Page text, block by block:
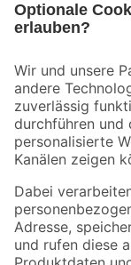
Der toom Newsletter:
Zur Newsletter
Folge uns
Zahlungsarten